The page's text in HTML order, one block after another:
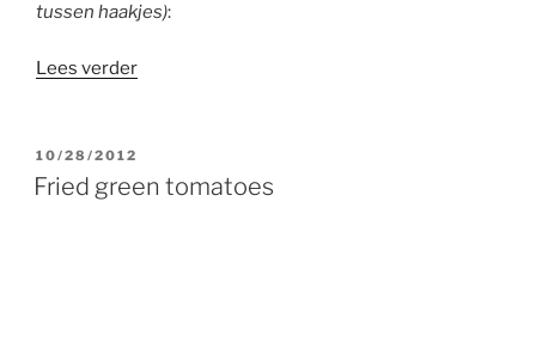
tussen haakjes):
Lees verder“Indiase
GEPLAATST
OP
10/28/2012
Fried green tomatoes